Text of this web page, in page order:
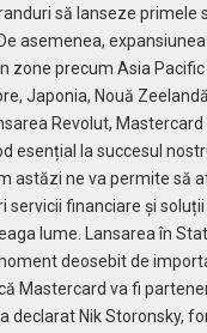
să lanseze primele
asemenea,
zone precum Asia
Japonia, Nouă
Revolut,
esențial la succesul
astăzi ne va permite să
servicii financiare și
lume. Lansarea în
deosebit de
Mastercard va fi
declarat Nik Storonsky,